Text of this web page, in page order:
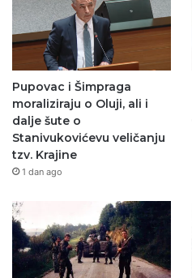
Pupovac i Šimpraga
moraliziraju o Oluji, ali i
dalje šute o
Stanivukovićevu veličanju
tzv. Krajine
1 dan ago